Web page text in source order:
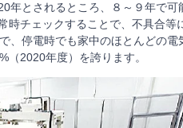
年とされるところ、８～９年で可
チェックすることで、不具合等
、停電時でも家中のほとんどの電
2020年度）を誇ります。